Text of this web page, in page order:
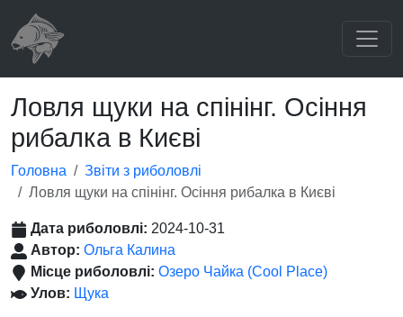
Ловля щуки на спінінг. Осіння
рибалка в Києві
Головна
Звіти з риболовлі
Ловля щуки на спінінг. Осіння рибалка в Києві
Дата риболовлі: 2024-10-31
Автор: Ольга Калина
Місце риболовлі: Озеро Чайка (Cool Place)
Улов: Щука